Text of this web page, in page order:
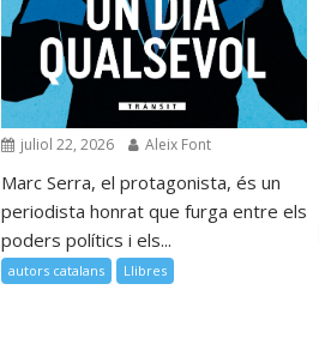
juliol 22, 2026 Aleix Font
Marc Serra, el protagonista, és un
periodista honrat que furga entre els
poders polítics i els...
autors catalans Llibres